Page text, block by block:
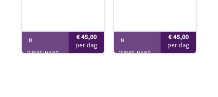
€45,00
IN
WINKELMAND
€45,00
IN
WINKELMAND